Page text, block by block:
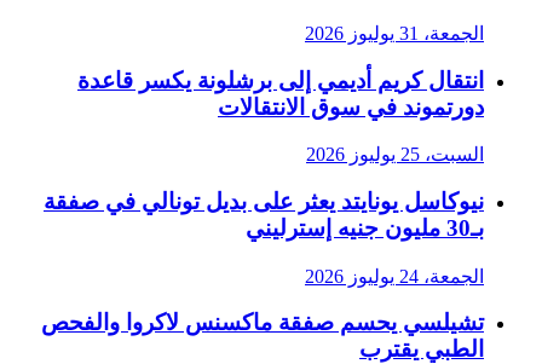
الجمعة، 31 يوليوز 2026
انتقال كريم أديمي إلى برشلونة يكسر قاعدة
دورتموند في سوق الانتقالات
السبت، 25 يوليوز 2026
نيوكاسل يونايتد يعثر على بديل تونالي في صفقة
بـ30 مليون جنيه إسترليني
الجمعة، 24 يوليوز 2026
تشيلسي يحسم صفقة ماكسنس لاكروا والفحص
الطبي يقترب